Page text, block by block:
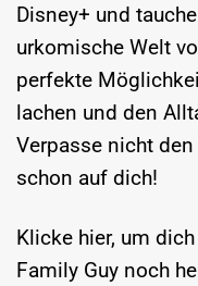
Disney+ und
urkomische Welt
perfekte
lachen und den
Verpasse nicht
schon auf dich!
Klicke hier, um
Family Guy noch